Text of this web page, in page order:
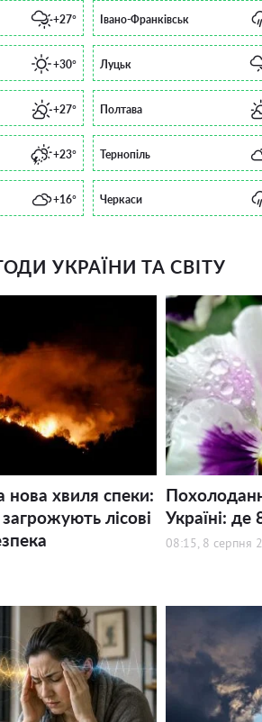
+27° Івано-Франківськ
+30° Луцьк
+27° Полтава
+23° Тернопіль
+16° Черкаси
УКРАЇНИ ТА СВІТУ
нова хвиля спеки:
лісові
Україні: де
08:15, 8 серпня